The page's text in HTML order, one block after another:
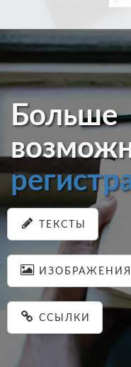
Больше
ТЕКСТЫ
ИЗОБРАЖЕНИЯ
ССЫЛКИ